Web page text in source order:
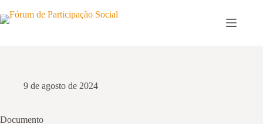
para
o
9 de agosto de 2024
Documento